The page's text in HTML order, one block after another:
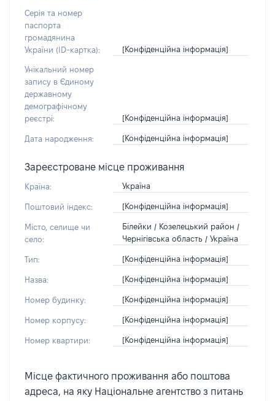
Серія та номер
паспорта
громадянина
України (ID-картка):
[Конфіденційна інформація]
Унікальний номер
запису в Єдиному
державному
демографічному
реєстрі:
[Конфіденційна інформація]
Дата народження: [Конфіденційна інформація]
Зареєстроване місце проживання
Країна: Україна
Поштовий індекс: [Конфіденційна інформація]
Місто, селище чи
село:
Білейки / Козелецький район /
Чернігівська область / Україна
Тип: [Конфіденційна інформація]
Назва: [Конфіденційна інформація]
Номер будинку: [Конфіденційна інформація]
Номер корпусу: [Конфіденційна інформація]
Номер квартири: [Конфіденційна інформація]
Місце фактичного проживання або поштова
адреса, на яку Національне агентство з питань